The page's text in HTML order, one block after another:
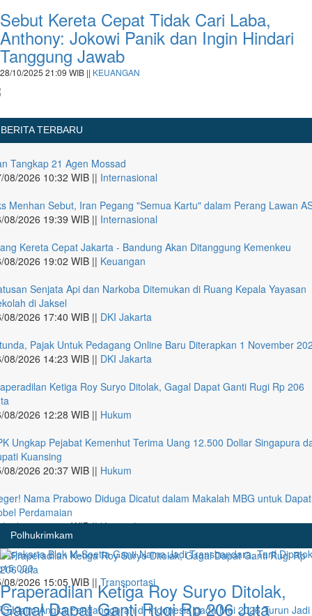
Sebut Kereta Cepat Tidak Cari Laba,
Anthony: Jokowi Panik dan Ingin Hindari
Tanggung Jawab
28/10/2025 21:09 WIB || KEUANGAN
BERITA TERBARU
Tangkap 21 Agen Mossad
08/2026 10:32 WIB || Internasional
Menhan Sebut, Iran Pegang "Semua Kartu" dalam Perang Lawan
08/2026 19:39 WIB || Internasional
Kereta Cepat Jakarta - Bandung Akan Ditanggung Kemenkeu
08/2026 19:02 WIB || Keuangan
Senjata Api dan Narkoba Ditemukan di Ruang Kepala Yayasan
di Jaksel
08/2026 17:40 WIB || DKI Jakarta
Pajak Untuk Pedagang Online Baru Diterapkan 1 November
08/2026 14:23 WIB || DKI Jakarta
Ketiga Roy Suryo Ditolak, Gagal Dapat Ganti Rugi Rp 206
08/2026 12:28 WIB || Hukum
Ungkap Pejabat Kemenhut Terima Uang 12.500 Dollar Singapura
Kuansing
08/2026 20:37 WIB || Hukum
Nama Prabowo Diduga Dicatut dalam Makalah MBG untuk Dapat
Perdamaian
08/2026 17:25 WIB ||Kriminal
Blok M-Soetta Ganti Nama Jadi Transbandara, Tarif Dipatok
08/2026 15:05 WIB ||Transportasi
Klaim Angka Pengangguran di Indonesia pada Mei 2026 Turun Jadi
Polhukrimkam
Praperadilan Ketiga Roy Suryo Ditolak,
Gagal Dapat Ganti Rugi Rp 206 Juta